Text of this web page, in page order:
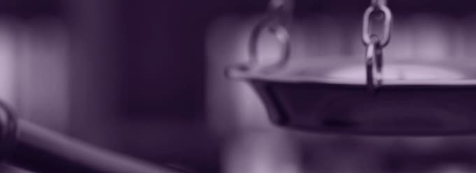
Collections et patrimoine A propos
Mon compte en